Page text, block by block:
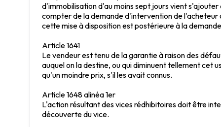
d'immobilisation d'au moins sept jours vient
compter de la demande d'intervention de l'acheteur
cette mise à disposition est postérieure à la
Article 1641
Le vendeur est tenu de la garantie à raison des
auquel on la destine, ou qui diminuent tellement cet
qu'un moindre prix, s'il les avait connus.
Article 1648 alinéa 1er
L'action résultant des vices rédhibitoires doit être
découverte du vice.